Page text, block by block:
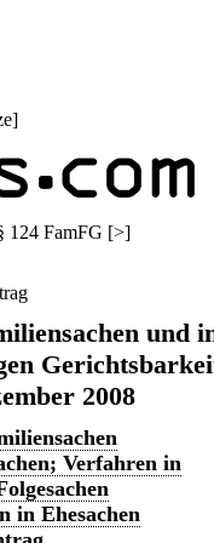
]
124 FamFG [>]
und
2008
Verfahren in
in Ehesachen